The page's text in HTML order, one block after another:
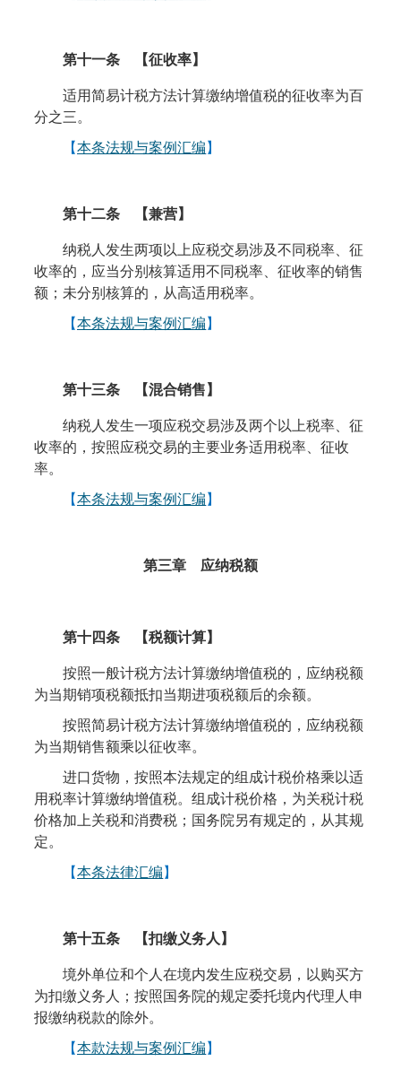
第十一条 【征收率】
适用简易计税方法计算缴纳增值税的征收率为百
分之三。
【本条法规与案例汇编 】
第十二条 【兼营】
纳税人发生两项以上应税交易涉及不同税率、征
收率的，应当分别核算适用不同税率、征收率的销售
额；未分别核算的，从高适用税率。
【本条法规与案例汇编 】
第十三条 【混合销售】
纳税人发生一项应税交易涉及两个以上税率、征
收率的，按照应税交易的主要业务适用税率、征收
率。
【本条法规与案例汇编 】
第三章 应纳税额
第十四条 【税额计算】
按照一般计税方法计算缴纳增值税的，应纳税额
为当期销项税额抵扣当期进项税额后的余额。
按照简易计税方法计算缴纳增值税的，应纳税额
为当期销售额乘以征收率。
进口货物，按照本法规定的组成计税价格乘以适
用税率计算缴纳增值税。组成计税价格，为关税计税
价格加上关税和消费税；国务院另有规定的，从其规
定。
【本条法律汇编 】
第十五条 【扣缴义务人】
境外单位和个人在境内发生应税交易，以购买方
为扣缴义务人；按照国务院的规定委托境内代理人申
报缴纳税款的除外。
【本款法规与案例汇编 】